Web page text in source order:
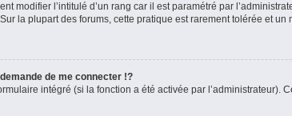
modifier l’intitulé d’un rang car il est paramétré par
la plupart des forums, cette pratique est rarement tolérée et
de me connecter !?
intégré (si la fonction a été activée par l’administrateur).